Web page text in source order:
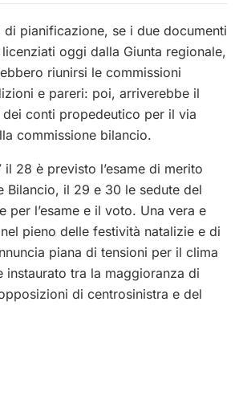
di pianificazione, se i due documenti
oggi dalla Giunta regionale,
riunirsi le commissioni
e pareri: poi, arriverebbe il
conti propedeutico per il via
commissione bilancio.
28 è previsto l’esame di merito
Bilancio, il 29 e 30 le sedute del
per l’esame e il voto. Una vera e
pieno delle festività natalizie e di
piana di tensioni per il clima
instaurato tra la maggioranza di
di centrosinistra e del